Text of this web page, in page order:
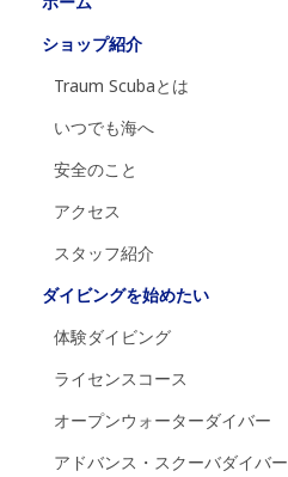
ショップ紹介
Traum Scubaとは
いつでも海へ
安全のこと
アクセス
スタッフ紹介
ダイビングを始めたい
体験ダイビング
ライセンスコース
オープンウォーターダイバー
アドバンス・スクーバダイバー